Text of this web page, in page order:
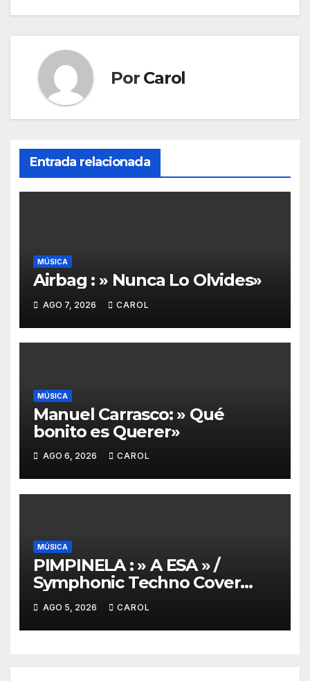
entradas
Por Carol
Entrada relacionada
MÚSICA
Airbag : » Nunca Lo Olvides»
AGO 7, 2026 CAROL
MÚSICA
Manuel Carrasco: » Qué
bonito es Querer»
AGO 6, 2026 CAROL
MÚSICA
PIMPINELA : » A ESA » /
Symphonic Techno Cover
2026 /Cover Remixer – A Esa
version electro
AGO 5, 2026 CAROL